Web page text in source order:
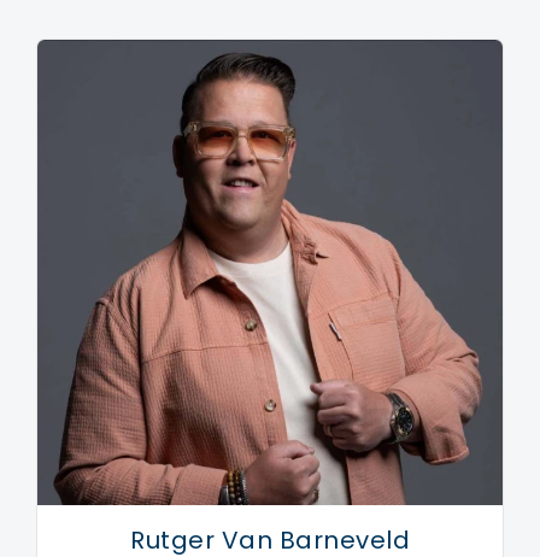
Raymi Sambo en Muller zelf speelden er drie
seizoenen lang (1999-2001) in mee. Boissevain werd
vanaf seizoen twee echter vervangen door Kees
Naast gastrollen in series als Baantjer, waarvoor hij in
drie afleveringen speelde, Grijpstra & De Gier en
Keyzer & De Boer Advocaten, was Muller ook te zien
in de films De Passievrucht (2003), met Carice van
Houten en Halina Reijn, De Dominee (2004), met
Chantal Janzen en Frank Lammers en Alles is Liefde
(2007), opnieuw met Van Houten, Wendy van Dijk en
Michiel Romeijn.
de komische dramaserie Gooische Vrouwen op RTL 4.
Rutger Van Barneveld